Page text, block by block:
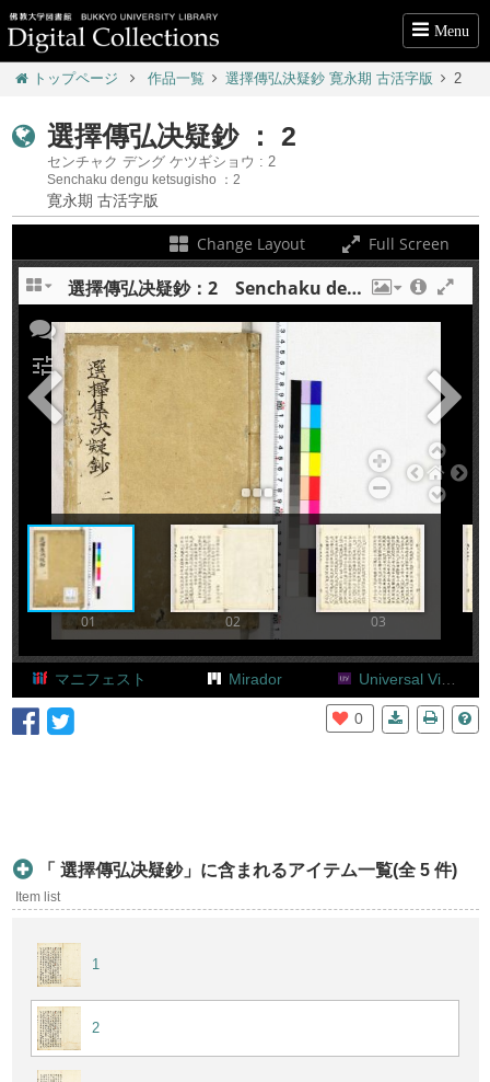
Menu
トップページ 作品一覧 選擇傳弘決疑鈔 寛永期 古活字版 2
選擇傳弘决疑鈔 ： 2
センチャク デング ケツギショウ : 2
Senchaku dengu ketsugisho ：2
寛永期 古活字版
Change Layout Full Screen
+
Add Item
選擇傳弘决疑鈔：2 Senchaku dengu ketsugisho : 2
01 02 03
tune
マニフェスト Mirador Universal Viewer
0
「 選擇傳弘决疑鈔」に含まれるアイテム一覧(全 5 件)
Item list
1
2